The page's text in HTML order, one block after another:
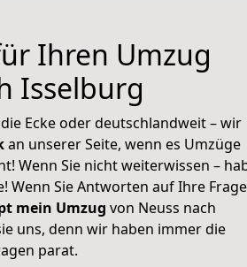
Ihren Umzug
Isselburg
Ecke oder deutschlandweit – wir
an unserer Seite, wenn es Umzüge
Wenn Sie nicht weiterwissen –
Wenn Sie Antworten auf Ihre
mein Umzug von Neuss nach
uns, denn wir haben immer die
parat.